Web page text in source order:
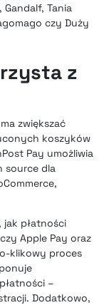
Gandalf, Tania
czy Duży
z
zwiększać
koszyków
Pay umożliwia
source dla
, jak płatności
Apple Pay oraz
klikowy proces
–
Dodatkowo,